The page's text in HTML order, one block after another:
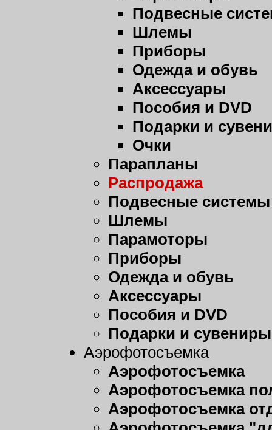
Подвесные
Шлемы
Приборы
Одежда и обувь
Аксессуары
Пособия и DVD
Подарки и
Очки
Парапланы
Распродажа
Подвесные системы
Шлемы
Парамоторы
Приборы
Одежда и обувь
Аксессуары
Пособия и DVD
Подарки и сувениры
Аэрофотосъемка
Аэрофотосъемка
Аэрофотосъемка
Аэрофотосъемка